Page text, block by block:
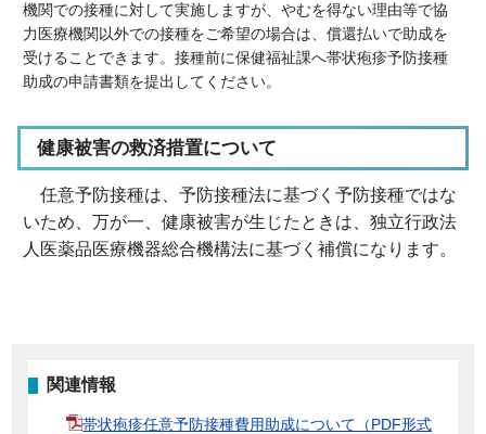
機関での接種に対して実施しますが、やむを得ない理由等で協
力医療機関以外での接種をご希望の場合は、償還払いで助成を
受けることできます。接種前に保健福祉課へ帯状疱疹予防接種
助成の申請書類を提出してください。
健康被害の救済措置について
任意予防接種は、予防接種法に基づく予防接種ではな
いため、万が一、健康被害が生じたときは、独立行政法
人医薬品医療機器総合機構法に基づく補償になります。
関連情報
帯状疱疹任意予防接種費用助成について（PDF形式